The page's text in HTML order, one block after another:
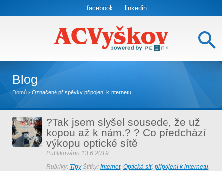
facebook linkedin
Blog
Domů › Označené příspěvky připojení k internetu
?Tak jsem slyšel sousede, že už
kopou až k nám.? ? Co předchází
výkopu optické sítě
Publikováno 13.6.2019
Rubriky: TipyŠtítky: Internet, Optická síť, připojení k internetu,